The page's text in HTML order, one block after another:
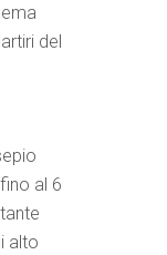
del
al 6
alto